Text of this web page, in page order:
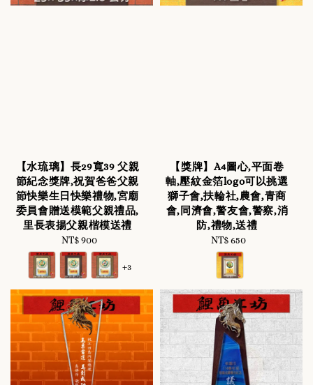
【水琉璃】長29寬39 父親
節紀念獎牌,祝賀爸爸父親
節快樂生日快樂禮物,宮廟
委員會贈送模範父親禮品,
里長表揚父親楷模送禮
Regular
price
NT$ 900
+3
【獎牌】A4圖心,平面卷
軸,壓紋金箔logo可以挑選
獅子會,扶輪社,農會,青商
會,同濟會,警友會,警察,消
防,禮物,送禮
Regular
price
NT$ 650